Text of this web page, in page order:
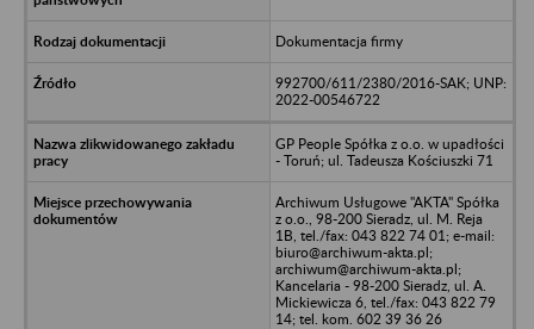
Dokumentacja firmy
992700/611/2380/2016-SAK; UNP:
2022-00546722
GP People Spółka z o.o. w upadłości
- Toruń; ul. Tadeusza Kościuszki 71
Archiwum Usługowe "AKTA" Spółka
z o.o., 98-200 Sieradz, ul. M. Reja
1B, tel./fax: 043 822 74 01; e-mail:
biuro@archiwum-akta.pl;
archiwum@archiwum-akta.pl;
Kancelaria - 98-200 Sieradz, ul. A.
Mickiewicza 6, tel./fax: 043 822 79
14; tel. kom. 602 39 36 26